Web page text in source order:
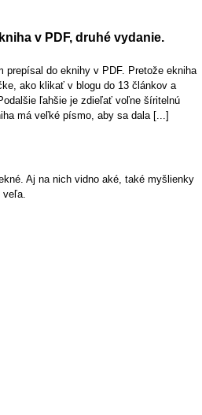
v PDF, druhé vydanie.
prepísal do eknihy v PDF. Pretože ekniha
ako klikať v blogu do 13 článkov a
ľahšie je zdieľať voľne šíritelnú
má veľké písmo, aby sa dala [...]
Aj na nich vidno aké, také myšlienky
veľa.